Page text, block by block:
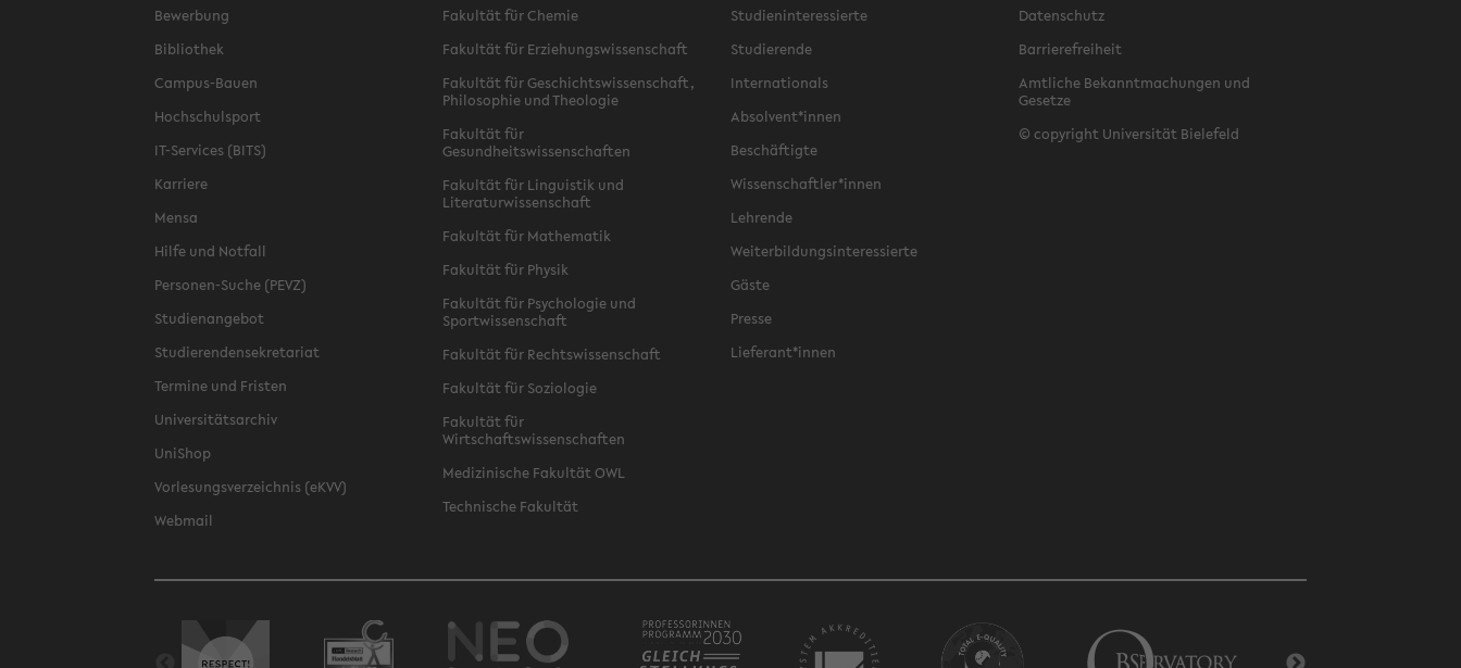
Bewerbung
Bibliothek
Campus-Bauen
Hochschulsport
IT-Services (BITS)
Karriere
Mensa
Hilfe und Notfall
Personen-Suche (PEVZ)
Studienangebot
Studierendensekretariat
Termine und Fristen
Universitätsarchiv
UniShop
Vorlesungsverzeichnis (eKVV)
Webmail
Fakultät für Chemie
Fakultät für Erziehungswissenschaft
Fakultät für Geschichtswissenschaft,
Philosophie und Theologie
Fakultät für
Gesundheitswissenschaften
Fakultät für Linguistik und
Literaturwissenschaft
Fakultät für Mathematik
Fakultät für Physik
Fakultät für Psychologie und
Sportwissenschaft
Fakultät für Rechtswissenschaft
Fakultät für Soziologie
Fakultät für
Wirtschaftswissenschaften
Medizinische Fakultät OWL
Technische Fakultät
Studieninteressierte
Studierende
Internationals
Absolvent*innen
Beschäftigte
Wissenschaftler*innen
Lehrende
Weiterbildungsinteressierte
Gäste
Presse
Lieferant*innen
Datenschutz
Barrierefreiheit
Amtliche Bekanntmachungen und
Gesetze
© copyright Universität Bielefeld